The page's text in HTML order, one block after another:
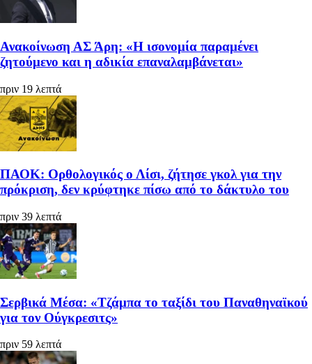
Ανακοίνωση ΑΣ Άρη: «Η ισονομία παραμένει
ζητούμενο και η αδικία επαναλαμβάνεται»
πριν 19 λεπτά
ΠΑΟΚ: Ορθολογικός ο Λίσι, ζήτησε γκολ για την
πρόκριση, δεν κρύφτηκε πίσω από το δάκτυλο του
πριν 39 λεπτά
Σερβικά Μέσα: «Τζάμπα το ταξίδι του Παναθηναϊκού
για τον Ούγκρεσιτς»
πριν 59 λεπτά